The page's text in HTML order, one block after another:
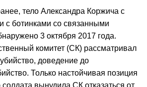
тело Александра Коржича с
с ботинками со связанными
3 октября 2017 года.
комитет (СК) рассматривал
доведение до
Только настойчивая позиция
вынудила СК отказаться от